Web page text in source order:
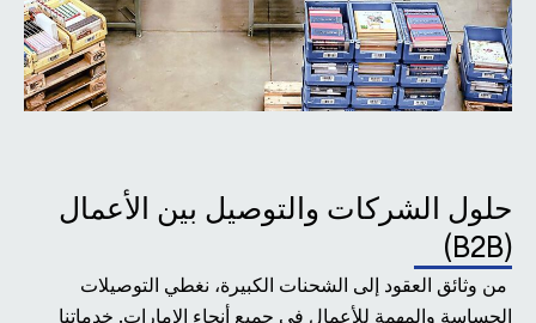
حلول الشركات والتوصيل بين الأعمال
(B2B)
من وثائق العقود إلى الشحنات الكبيرة، نغطي التوصيلات
الحساسة والمهمة للأعمال في جميع أنحاء الإمارات. خدماتنا